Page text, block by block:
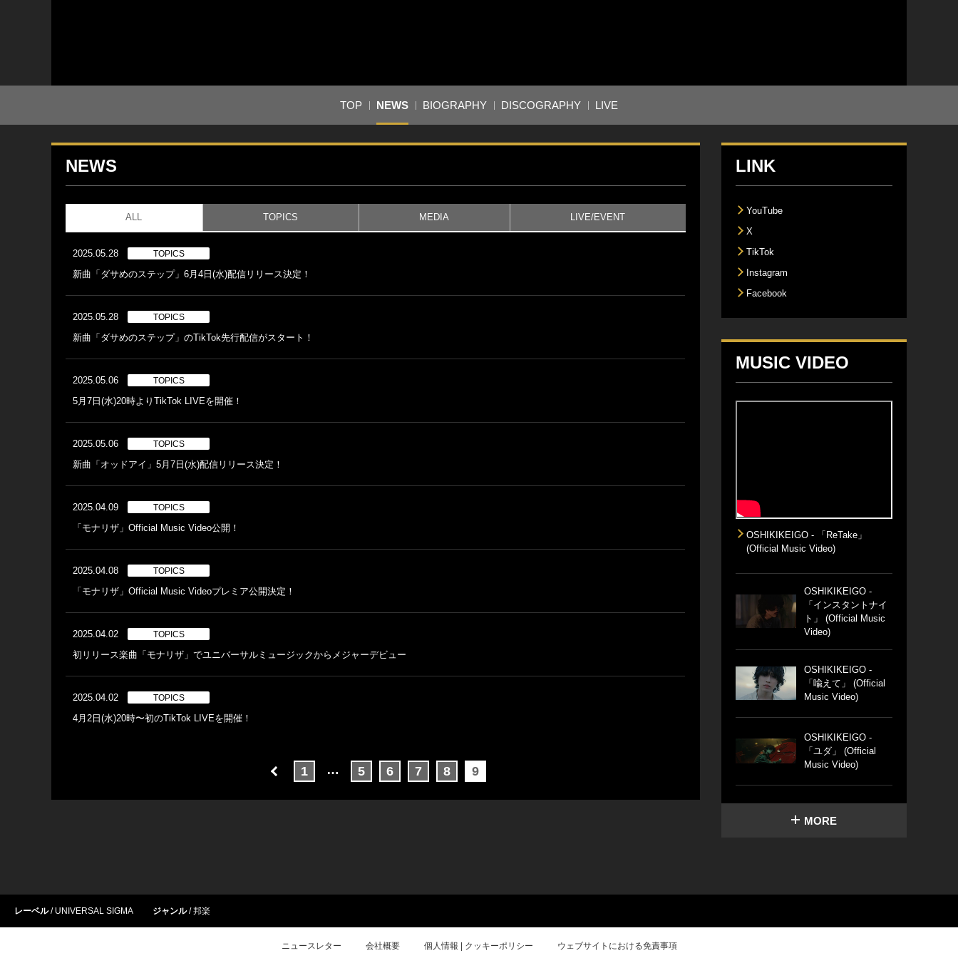
TOP NEWS BIOGRAPHY DISCOGRAPHY LIVE
NEWS
ALL TOPICS MEDIA LIVE/EVENT
2025.05.28 TOPICS
新曲「ダサめのステップ」6月4日(水)配信リリース決定！
2025.05.28 TOPICS
新曲「ダサめのステップ」のTikTok先行配信がスタート！
2025.05.06 TOPICS
5月7日(水)20時よりTikTok LIVEを開催！
2025.05.06 TOPICS
新曲「オッドアイ」5月7日(水)配信リリース決定！
2025.04.09 TOPICS
「モナリザ」Official Music Video公開！
2025.04.08 TOPICS
「モナリザ」Official Music Videoプレミア公開決定！
2025.04.02 TOPICS
初リリース楽曲「モナリザ」でユニバーサルミュージックからメジャーデビュー
2025.04.02 TOPICS
4月2日(水)20時〜初のTikTok LIVEを開催！
1 … 5 6 7 8 9
LINK
YouTube
X
TikTok
Instagram
Facebook
MUSIC VIDEO
OSHIKIKEIGO - 「ReTake」
(Official Music Video)
OSHIKIKEIGO -
「インスタントナイ
ト」 (Official Music
Video)
OSHIKIKEIGO -
「喩えて」 (Official
Music Video)
OSHIKIKEIGO -
「ユダ」 (Official
Music Video)
MORE
レーベル UNIVERSAL SIGMA ジャンル 邦楽
ニュースレター 会社概要 個人情報 | クッキーポリシー ウェブサイトにおける免責事項